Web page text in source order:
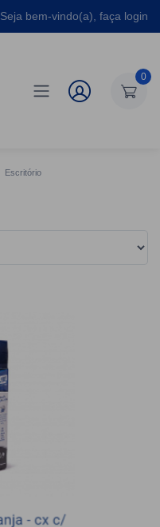
Seja bem-vindo(a), faça login
0
Escritório